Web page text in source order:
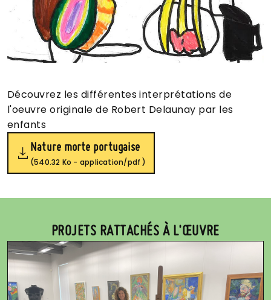
Découvrez les différentes interprétations de
l'oeuvre originale de Robert Delaunay par les
enfants
Nature morte portugaise
(540.32 Ko - application/pdf )
PROJETS RATTACHÉS À L'ŒUVRE